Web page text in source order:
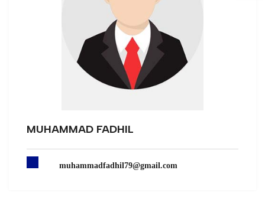
MUHAMMAD FADHIL
muhammadfadhil79@gmail.com